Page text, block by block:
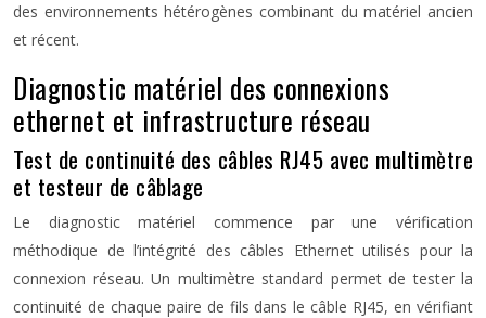
des environnements hétérogènes combinant du matériel ancien
et récent.
Diagnostic matériel des connexions
ethernet et infrastructure réseau
Test de continuité des câbles RJ45 avec multimètre
et testeur de câblage
Le diagnostic matériel commence par une vérification
méthodique de l’intégrité des câbles Ethernet utilisés pour la
connexion réseau. Un multimètre standard permet de tester la
continuité de chaque paire de fils dans le câble RJ45, en vérifiant